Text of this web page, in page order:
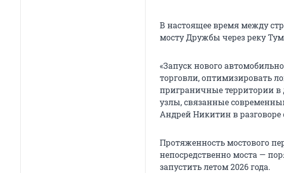
В настоящее время между
мосту Дружбы через реку
«Запуск нового
торговли, оптимизировать
приграничные территории
узлы, связанные
Андрей Никитин в разговоре
Протяженность мостового
непосредственно моста —
запустить летом 2026 года.